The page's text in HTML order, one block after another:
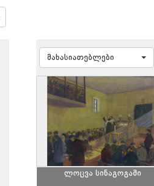
მახასიათებლები
ლოცვა სინაგოგაში